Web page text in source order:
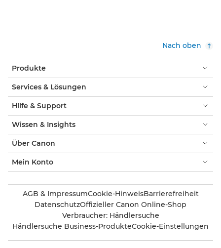
Nach oben
Produkte
Services & Lösungen
Hilfe & Support
Wissen & Insights
Über Canon
Mein Konto
AGB & ImpressumCookie-HinweisBarrierefreiheit
DatenschutzOffizieller Canon Online-Shop
Verbraucher: Händlersuche
Händlersuche Business-ProdukteCookie-Einstellungen